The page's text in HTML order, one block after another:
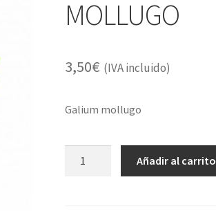
MOLLUGO
3,50€ (IVA incluido)
Galium mollugo
Añadir al carrito